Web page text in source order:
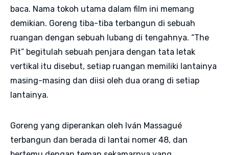
baca. Nama tokoh utama dalam film ini memang
demikian. Goreng tiba-tiba terbangun di sebuah
ruangan dengan sebuah lubang di tengahnya. “The
Pit” begitulah sebuah penjara dengan tata letak
vertikal itu disebut, setiap ruangan memiliki lantainya
masing-masing dan diisi oleh dua orang di setiap
lantainya.
Goreng yang diperankan oleh Iván Massagué
terbangun dan berada di lantai nomer 48, dan